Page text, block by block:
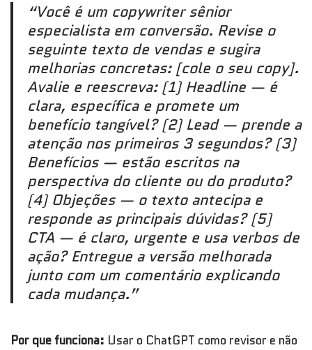
“Você é um copywriter sênior
especialista em conversão. Revise o
seguinte texto de vendas e sugira
melhorias concretas: [cole o seu copy].
Avalie e reescreva: (1) Headline — é
clara, específica e promete um
benefício tangível? (2) Lead — prende a
atenção nos primeiros 3 segundos? (3)
Benefícios — estão escritos na
perspectiva do cliente ou do produto?
(4) Objeções — o texto antecipa e
responde as principais dúvidas? (5)
CTA — é claro, urgente e usa verbos de
ação? Entregue a versão melhorada
junto com um comentário explicando
cada mudança.”
Por que funciona: Usar o ChatGPT como revisor e não